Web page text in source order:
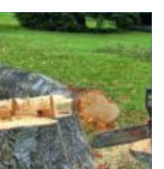
omkring Aabenraa, har
du mange muligheder,
men hvordan finder du
den rigtige
samarbejdspartner til nyt
tag, vindue...